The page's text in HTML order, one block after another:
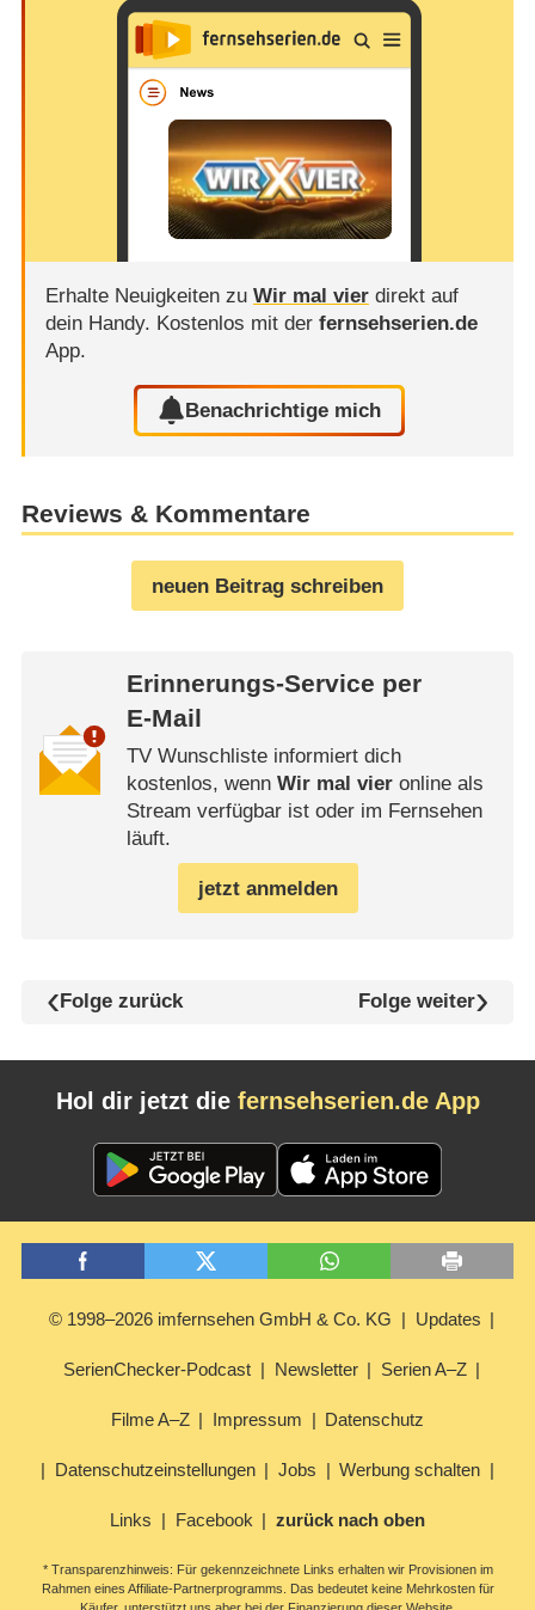
Erhalte Neuigkeiten zu Wir mal vierdirekt auf
dein Handy. Kostenlos mit der fernsehserien.de
App.
Benachrichtige mich
Reviews & Kommentare
neuen Beitrag schreiben
Erinnerungs-Service per
E-Mail
TV Wunschliste informiert dich
kostenlos, wenn Wir mal vieronline als
Stream verfügbar ist oder im Fernsehen
läuft.
jetzt anmelden
Folge zurück Folge weiter
Hol dir jetzt die fernsehserien.de App
© 1998–2026 imfernsehen GmbH & Co. KG Updates
SerienChecker-Podcast Newsletter Serien A–Z
Filme A–Z Impressum Datenschutz
Datenschutzeinstellungen Jobs Werbung schalten
Links Facebook zurück nach oben
* Transparenzhinweis: Für gekennzeichnete Links erhalten wir Provisionen im
Rahmen eines Affiliate-Partnerprogramms. Das bedeutet keine Mehrkosten für